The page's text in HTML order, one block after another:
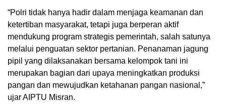
“Polri tidak hanya hadir dalam menjaga keamanan dan
ketertiban masyarakat, tetapi juga berperan aktif
mendukung program strategis pemerintah, salah satunya
melalui penguatan sektor pertanian. Penanaman jagung
pipil yang dilaksanakan bersama kelompok tani ini
merupakan bagian dari upaya meningkatkan produksi
pangan dan mewujudkan ketahanan pangan nasional,”
ujar AIPTU Misran.